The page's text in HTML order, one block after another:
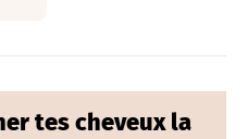
tes cheveux la